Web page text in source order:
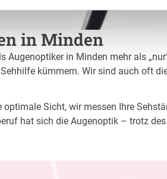
in Minden
Augenoptiker in Minden mehr als
kümmern. Wir sind auch oft
Sicht, wir messen Ihre
hat sich die Augenoptik – trotz